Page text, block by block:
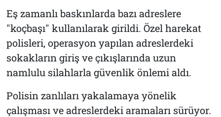
Eş zamanlı baskınlarda bazı adreslere
"koçbaşı" kullanılarak girildi. Özel harekat
polisleri, operasyon yapılan adreslerdeki
sokakların giriş ve çıkışlarında uzun
namlulu silahlarla güvenlik önlemi aldı.
Polisin zanlıları yakalamaya yönelik
çalışması ve adreslerdeki aramaları sürüyor.